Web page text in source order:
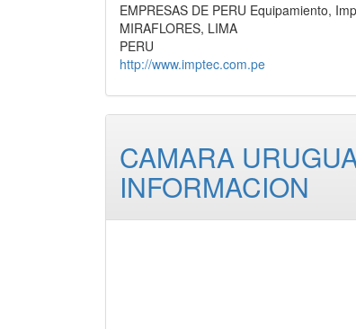
EMPRESAS DE PERU Equipamiento,
MIRAFLORES, LIMA
PERU
http://www.imptec.com.pe
CAMARA
INFORMACION